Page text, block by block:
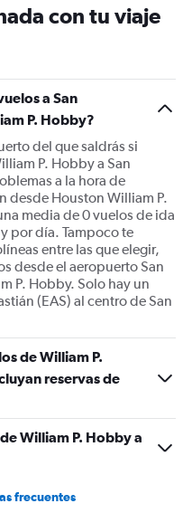
con tu viaje
a San
P. Hobby?
del que saldrás si
P. Hobby a San
a la hora de
desde Houston William P.
media de 0 vuelos de ida
por día. Tampoco te
entre las que elegir,
desde el aeropuerto San
P. Hobby. Solo hay un
(EAS) al centro de San
de William P.
reservas de
William P. Hobby a
frecuentes